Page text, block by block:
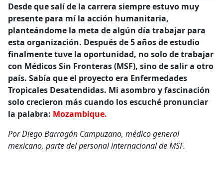
Desde que salí de la carrera siempre estuvo muy
presente para mí la acción humanitaria,
planteándome la meta de algún día trabajar para
esta organización. Después de 5 años de estudio
finalmente tuve la oportunidad, no solo de trabajar
con Médicos Sin Fronteras (MSF), sino de salir a otro
país. Sabía que el proyecto era Enfermedades
Tropicales Desatendidas. Mi asombro y fascinación
solo crecieron más cuando los escuché pronunciar
la palabra: Mozambique.
Por Diego Barragán Campuzano, médico general
mexicano, parte del personal internacional de MSF.